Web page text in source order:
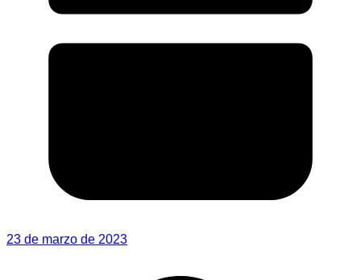
23 de marzo de 2023